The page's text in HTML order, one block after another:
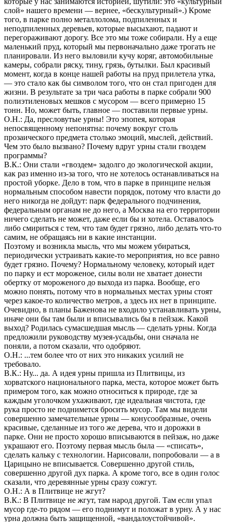
слой» нашего времени — вернее, «бескультурный».) Кроме
того, в парке полно металлолома, подпиленных и
неподпиленных деревьев, которые высыхают, падают и
перегораживают дорогу. Все это мы тоже собирали. Ну а еще
маленький пруд, который мы первоначально даже трогать не
планировали. Из него выловили кучу коряг, автомобильные
камеры, собрали ряску, тину, грязь, бутылки. Был красивый
момент, когда в конце нашей работы на пруд прилетела утка,
— это стало как бы символом того, что он стал пригоден для
жизни. В результате за три часа работы в парке собрали 900
полиэтиленовых мешков с мусором — всего примерно 15
тонн. Но, может быть, главное — поставили первые урны.
О.Н.: Да, пресловутые урны! Это эпопея, которая
непосвященному непонятна: почему вокруг столь
прозаического предмета столько эмоций, мыслей, действий.
Чем это было вызвано? Почему вдруг урны стали гвоздем
программы?
В.К.: Они стали «гвоздем» задолго до экологической акции,
как раз именно из-за того, что не хотелось останавливаться на
простой уборке. Дело в том, что в парке в принципе нельзя
нормальным способом навести порядок, потому что власти до
него никогда не дойдут: парк федерального подчинения,
федеральным органам не до него, а Москва на его территории
ничего сделать не может, даже если бы и хотела. Оставалось
либо смириться с тем, что там будет грязно, либо делать что-то
самим, не обращаясь ни в какие инстанции.
Поэтому и возникла мысль, что мы можем убираться,
периодически устраивать какие-то мероприятия, но все равно
будет грязно. Почему? Нормальному человеку, который идет
по парку и ест мороженое, силы воли не хватает донести
обертку от мороженого до выхода из парка. Вообще, его
можно понять, потому что в нормальных местах урны стоят
через какое-то количество метров, а здесь их нет в принципе.
Очевидно, в планы Баженова не входило устанавливать урны,
иначе они бы там были и вписывались бы в пейзаж. Какой
выход? Родилась сумасшедшая мысль — сделать урны. Когда
предложили руководству музея-усадьбы, они сначала не
поняли, а потом сказали, что одобряют.
О.Н.: ...тем более что от них это никаких усилий не
требовало.
В.К.: Ну... да. А идея урны пришла из Плитвицы, из
хорватского национального парка, места, которое может быть
примером того, как можно относиться к природе, где за
каждым уголочком ухаживают, где идеальная чистота, где
рука просто не поднимется бросить мусор. Там мы видели
совершенно замечательные урны — конусообразные, очень
красивые, сделанные из того же дерева, что и дорожки в
парке. Они не просто хорошо вписываются в пейзаж, но даже
украшают его. Поэтому первая мысль была — «списать»,
сделать кальку с технологии. Нарисовали, попробовали — а в
Царицыно не вписывается. Совершенно другой стиль,
совершенно другой дух парка. А кроме того, все в один голос
сказали, что деревянные урны сразу сожгут.
О.Н.: А в Плитвице не жгут?
В.К.: В Плитвице не жгут, там народ другой. Там если упал
мусор где-то рядом — его поднимут и положат в урну. А у нас
урна должна быть защищенной, «вандалоустойчивой».